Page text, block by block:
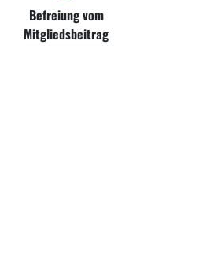
Befreiung vom
Mitgliedsbeitrag